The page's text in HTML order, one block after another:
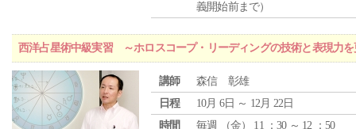
義開始前まで）
西洋占星術中級実習 ～ホロスコープ・リーディングの技術と表現力
講師
森信 彰雄
日程
10月 6日 ～ 12月 22日
時間
毎週 （金） 11 ：30 ～ 12 ：50